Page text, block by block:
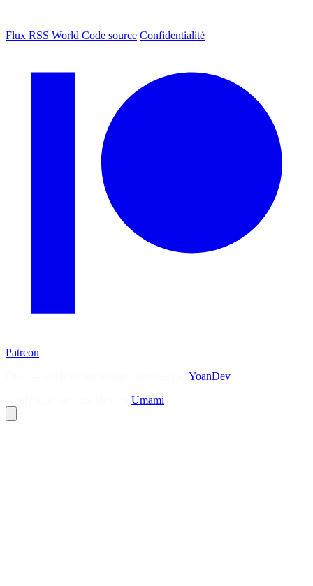
Flux RSS World Code source Confidentialité
Patreon
YoanDev
Umami